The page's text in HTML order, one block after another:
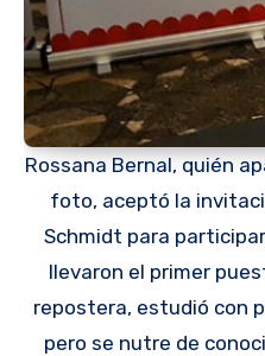
Rossana Bernal, quién
foto, aceptó la
Schmidt para
llevaron el primer
repostera, estudió con
pero se nutre de